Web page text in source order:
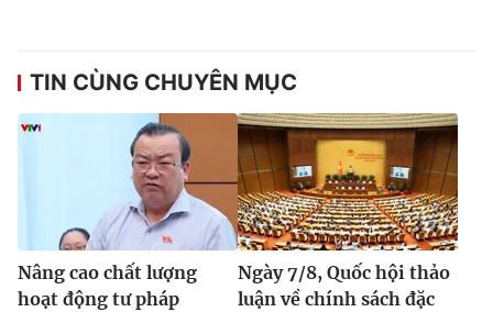
TIN CÙNG CHUYÊN MỤC
Nâng cao chất lượng
hoạt động tư pháp
Ngày 7/8, Quốc hội thảo
luận về chính sách đặc